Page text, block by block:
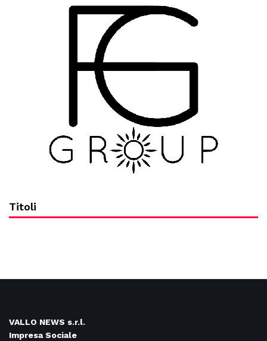
Titoli
VALLO NEWS s.r.l.
Impresa Sociale